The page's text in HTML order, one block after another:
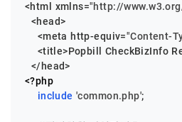
<html xmlns="http://
  <head>
    <meta http-equiv=
"Content-
<title>Popbill CheckBizInfo
<?php
include 'common.php';